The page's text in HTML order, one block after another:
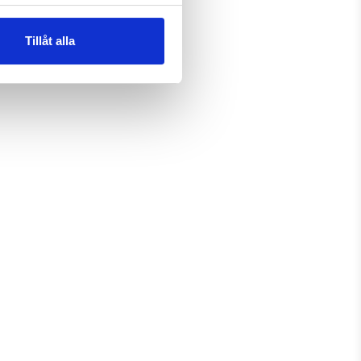
Tillåt alla